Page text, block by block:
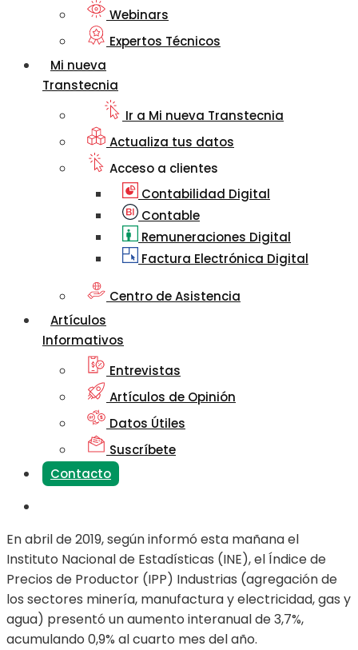
Webinars
Expertos Técnicos
Mi nueva
Transtecnia
Ir a Mi nueva Transtecnia
Actualiza tus datos
Acceso a clientes
Contabilidad Digital
Contable
Remuneraciones Digital
Factura Electrónica Digital
Centro de Asistencia
Artículos
Informativos
Entrevistas
Artículos de Opinión
Datos Útiles
Suscríbete
Contacto
En abril de 2019, según informó esta mañana el
Instituto Nacional de Estadísticas (INE), el Índice de
Precios de Productor (IPP) Industrias (agregación de
los sectores minería, manufactura y electricidad, gas y
agua) presentó un aumento interanual de 3,7%,
acumulando 0,9% al cuarto mes del año.